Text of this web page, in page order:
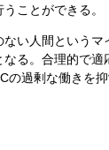
ことができる。
い人間という
る。合理的で
の過剰な働きを